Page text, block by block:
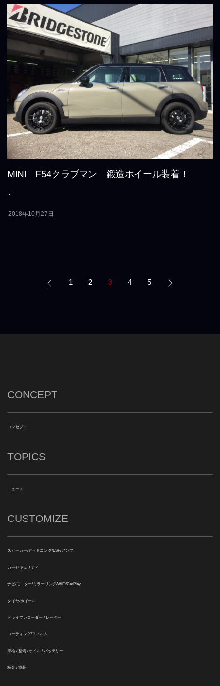
MINI F54クラブマン 鍛造ホイール装着！
2018年10月27日
1 2 3 4 5
CONCEPT
コンセプト
TOPICS
ニュース
CUSTOMIZE
スピーカー/デッドニング/DSP/アンプ
カーセキュリティ
ナビ/モニター/ミラーリング/WiFi/CarPlay
タイヤ/ホイール
ドライブレコーダー / レーダー
コーティング/フィルム
車検 / 整備 / オイル / バッテリー
板金 / 塗装